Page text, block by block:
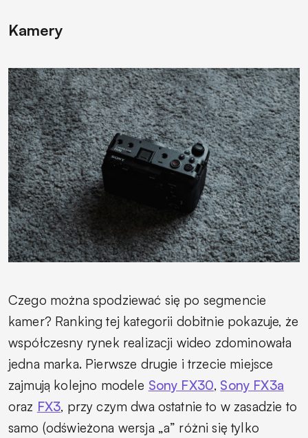
Kamery
Czego można spodziewać się po segmencie
kamer? Ranking tej kategorii dobitnie pokazuje, że
współczesny rynek realizacji wideo zdominowała
jedna marka. Pierwsze drugie i trzecie miejsce
zajmują kolejno modele Sony FX30, Sony FX3a
oraz FX3, przy czym dwa ostatnie to w zasadzie to
samo (odświeżona wersja „a” różni się tylko